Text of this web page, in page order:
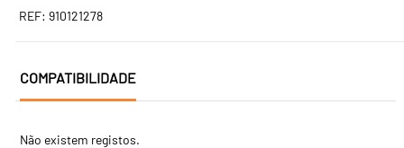
REF: 910121278
COMPATIBILIDADE
Não existem registos.